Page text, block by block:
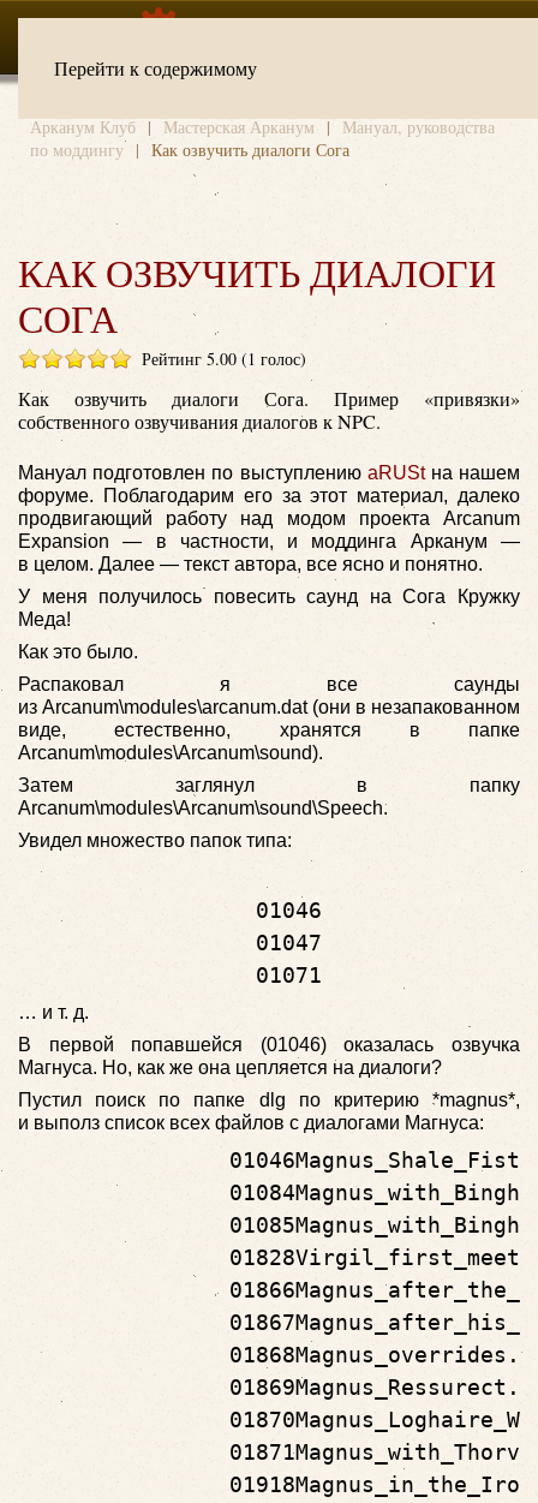
Перейти к содержимому
Арканум Клуб Мастерская Арканум
Мануал, руководства
по моддингу
Как озвучить диалоги Сога
КАК ОЗВУЧИТЬ ДИАЛОГИ
СОГА
Рейтинг 5.00 (1 голос)
Как озвучить диалоги Сога. Пример «привязки»
собственного озвучивания диалогов к NPC.
Мануал подготовлен по выступлению aRUStна нашем
форуме. Поблагодарим его за этот материал, далеко
продвигающий работу над модом проекта Arcanum
Expansion — в частности, и моддинга Арканум —
в целом. Далее — текст автора, все ясно и понятно.
У меня получилось повесить саунд на Сога Кружку
Меда!
Как это было.
Распаковал я все саунды
из Arcanum\modules\arcanum.dat (они в незапакованном
виде, естественно, хранятся в папке
Arcanum\modules\Arcanum\sound).
Затем заглянул в папку
Arcanum\modules\Arcanum\sound\Speech.
Увидел множество папок типа:
                  01046
                  01047
                  01071
… и т. д.
В первой попавшейся (01046) оказалась озвучка
Магнуса. Но, как же она цепляется на диалоги?
Пустил поиск по папке dlg по критерию *magnus*,
и выполз список всех файлов с диалогами Магнуса: